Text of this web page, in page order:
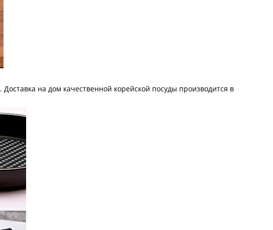
. Доставка на дом качественной корейской посуды производится в